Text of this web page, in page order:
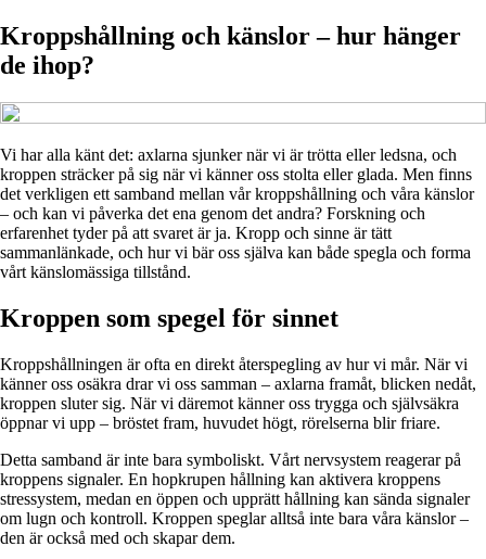
Kroppshållning och känslor – hur hänger
de ihop?
Vi har alla känt det: axlarna sjunker när vi är trötta eller ledsna, och
kroppen sträcker på sig när vi känner oss stolta eller glada. Men finns
det verkligen ett samband mellan vår kroppshållning och våra känslor
– och kan vi påverka det ena genom det andra? Forskning och
erfarenhet tyder på att svaret är ja. Kropp och sinne är tätt
sammanlänkade, och hur vi bär oss själva kan både spegla och forma
vårt känslomässiga tillstånd.
Kroppen som spegel för sinnet
Kroppshållningen är ofta en direkt återspegling av hur vi mår. När vi
känner oss osäkra drar vi oss samman – axlarna framåt, blicken nedåt,
kroppen sluter sig. När vi däremot känner oss trygga och självsäkra
öppnar vi upp – bröstet fram, huvudet högt, rörelserna blir friare.
Detta samband är inte bara symboliskt. Vårt nervsystem reagerar på
kroppens signaler. En hopkrupen hållning kan aktivera kroppens
stressystem, medan en öppen och upprätt hållning kan sända signaler
om lugn och kontroll. Kroppen speglar alltså inte bara våra känslor –
den är också med och skapar dem.